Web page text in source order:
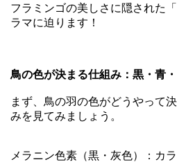
フラミンゴの美しさに隠された
ラマに迫ります！
鳥の色が決まる仕組み：黒・青
まず、鳥の羽の色がどうやって
みを見てみましょう。
メラニン色素（黒・灰色）：カ